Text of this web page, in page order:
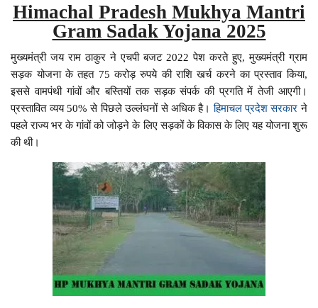
Himachal Pradesh Mukhya Mantri
Gram Sadak Yojana 2025
मुख्यमंत्री जय राम ठाकुर ने एचपी बजट 2022 पेश करते हुए, मुख्यमंत्री ग्राम
सड़क योजना के तहत 75 करोड़ रुपये की राशि खर्च करने का प्रस्ताव किया,
इससे वामपंथी गांवों और बस्तियों तक सड़क संपर्क की प्रगति में तेजी आएगी।
प्रस्तावित व्यय 50% से पिछले उल्लंघनों से अधिक है।हिमाचल प्रदेश सरकार ने
पहले राज्य भर के गांवों को जोड़ने के लिए सड़कों के विकास के लिए यह योजना शुरू
की थी।